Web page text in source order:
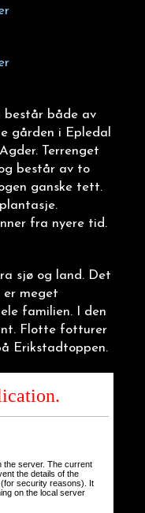
består både av
gården i Epledal
Terrenget
består av to
ganske tett.
fra nyere tid.
sjø og land. Det
meget
familien. I den
Flotte fotturer
Erikstadtoppen.